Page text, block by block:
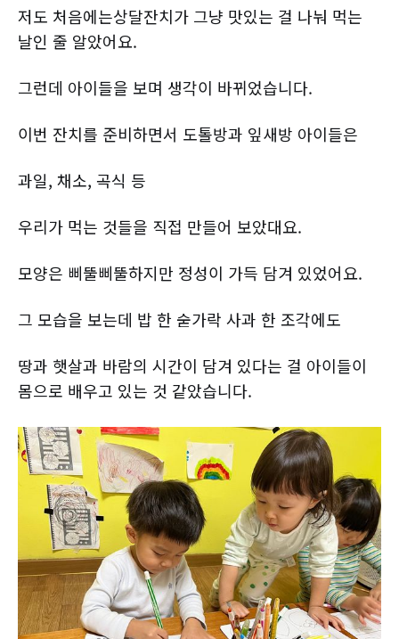
저도 처음에는상달잔치가 그냥 맛있는 걸 나눠 먹는
날인 줄 알았어요.
그런데 아이들을 보며 생각이 바뀌었습니다.
이번 잔치를 준비하면서 도톨방과 잎새방 아이들은
과일, 채소, 곡식 등
우리가 먹는 것들을 직접 만들어 보았대요.
모양은 삐뚤삐뚤하지만 정성이 가득 담겨 있었어요.
그 모습을 보는데 밥 한 숟가락 사과 한 조각에도
땅과 햇살과 바람의 시간이 담겨 있다는 걸 아이들이
몸으로 배우고 있는 것 같았습니다.